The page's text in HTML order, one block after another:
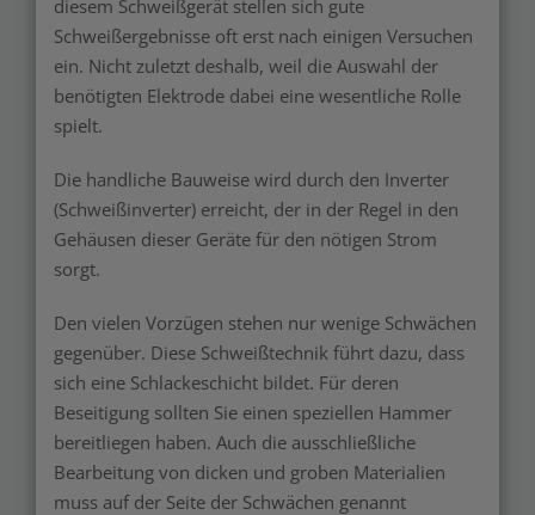
diesem Schweißgerät stellen sich gute
Schweißergebnisse oft erst nach einigen Versuchen
ein. Nicht zuletzt deshalb, weil die Auswahl der
benötigten Elektrode dabei eine wesentliche Rolle
spielt.
Die handliche Bauweise wird durch den Inverter
(Schweißinverter) erreicht, der in der Regel in den
Gehäusen dieser Geräte für den nötigen Strom
sorgt.
Den vielen Vorzügen stehen nur wenige Schwächen
gegenüber. Diese Schweißtechnik führt dazu, dass
sich eine Schlackeschicht bildet. Für deren
Beseitigung sollten Sie einen speziellen Hammer
bereitliegen haben. Auch die ausschließliche
Bearbeitung von dicken und groben Materialien
muss auf der Seite der Schwächen genannt